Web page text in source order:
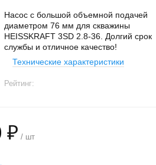
Насос с большой объемной подачей
диаметром 76 мм для скважины
HEISSKRAFT 3SD 2.8-36. Долгий срок
службы и отличное качество!
Технические характеристики
Рейтинг:
₽ / шт